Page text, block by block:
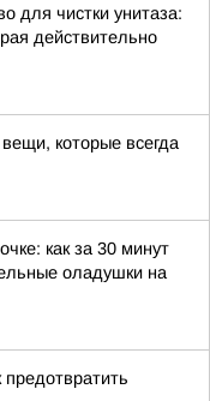
для чистки унитаза:
действительно
которые всегда
как за 30 минут
оладушки на